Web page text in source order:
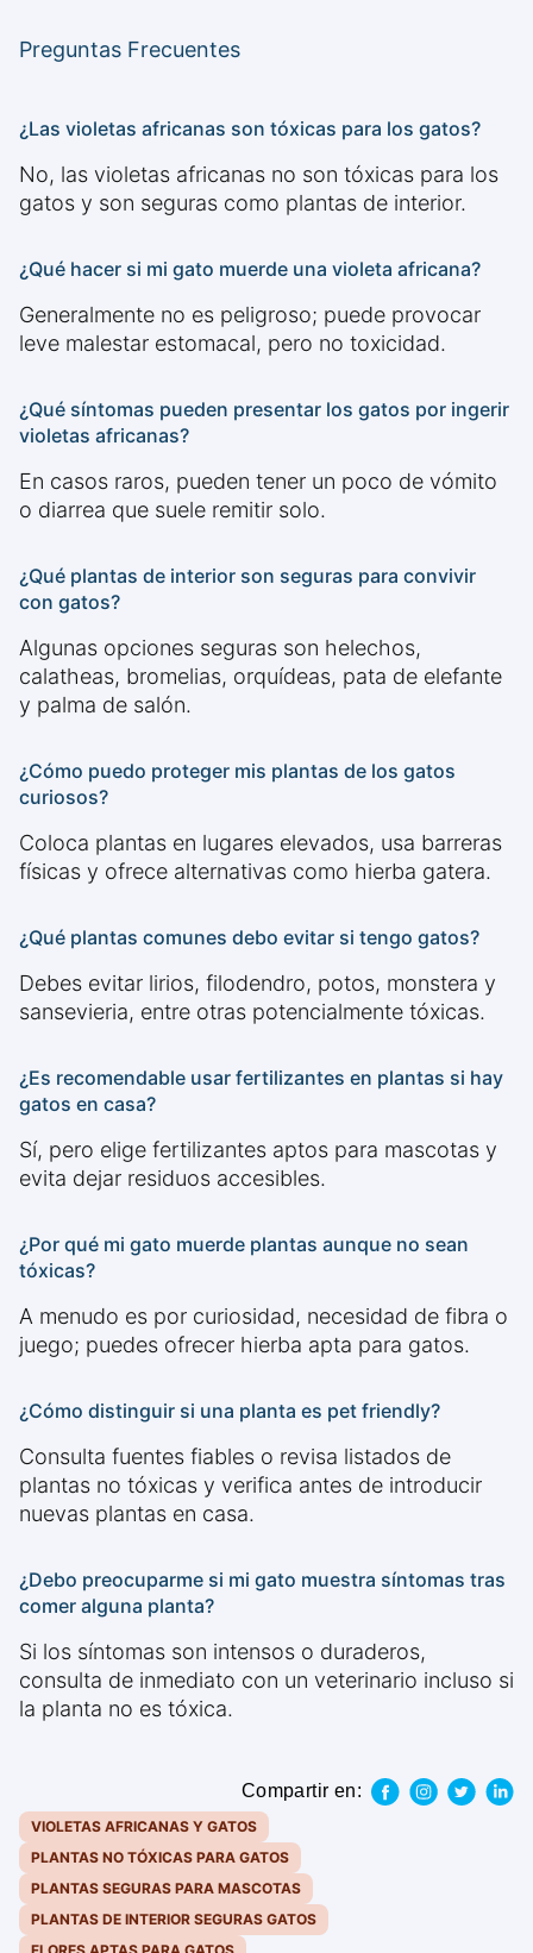
Preguntas Frecuentes
¿Las violetas africanas son tóxicas para los gatos?
No, las violetas africanas no son tóxicas para los
gatos y son seguras como plantas de interior.
¿Qué hacer si mi gato muerde una violeta africana?
Generalmente no es peligroso; puede provocar
leve malestar estomacal, pero no toxicidad.
¿Qué síntomas pueden presentar los gatos por ingerir
violetas africanas?
En casos raros, pueden tener un poco de vómito
o diarrea que suele remitir solo.
¿Qué plantas de interior son seguras para convivir
con gatos?
Algunas opciones seguras son helechos,
calatheas, bromelias, orquídeas, pata de elefante
y palma de salón.
¿Cómo puedo proteger mis plantas de los gatos
curiosos?
Coloca plantas en lugares elevados, usa barreras
físicas y ofrece alternativas como hierba gatera.
¿Qué plantas comunes debo evitar si tengo gatos?
Debes evitar lirios, filodendro, potos, monstera y
sansevieria, entre otras potencialmente tóxicas.
¿Es recomendable usar fertilizantes en plantas si hay
gatos en casa?
Sí, pero elige fertilizantes aptos para mascotas y
evita dejar residuos accesibles.
¿Por qué mi gato muerde plantas aunque no sean
tóxicas?
A menudo es por curiosidad, necesidad de fibra o
juego; puedes ofrecer hierba apta para gatos.
¿Cómo distinguir si una planta es pet friendly?
Consulta fuentes fiables o revisa listados de
plantas no tóxicas y verifica antes de introducir
nuevas plantas en casa.
¿Debo preocuparme si mi gato muestra síntomas tras
comer alguna planta?
Si los síntomas son intensos o duraderos,
consulta de inmediato con un veterinario incluso si
la planta no es tóxica.
Compartir en:
VIOLETAS AFRICANAS Y GATOS
PLANTAS NO TÓXICAS PARA GATOS
PLANTAS SEGURAS PARA MASCOTAS
PLANTAS DE INTERIOR SEGURAS GATOS